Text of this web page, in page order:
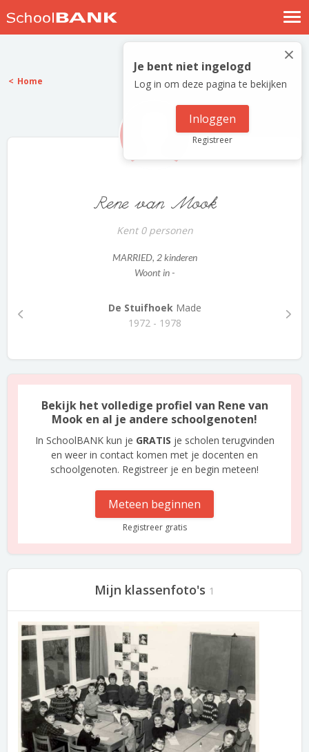
Nostalgische verhalen
Log in
Meld je gratis aan
×
Je bent niet ingelogd
Log in om deze pagina te bekijken
Inloggen
Registreer
Home
Rene van Mook
Kent 0 personen
MARRIED, 2 kinderen
Woont in -
De StuifhoekMade
1972 - 1978
Bekijk het volledige profiel van Rene van
Mook en al je andere schoolgenoten!
In SchoolBANK kun je GRATIS je scholen terugvinden
en weer in contact komen met je docenten en
schoolgenoten. Registreer je en begin meteen!
Meteen beginnen
Registreer gratis
Mijn klassenfoto's 1